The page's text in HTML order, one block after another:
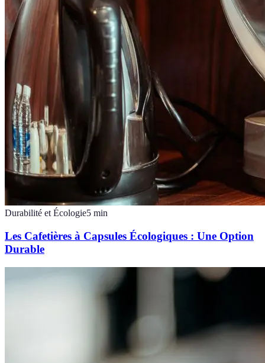
Durabilité et Écologie5 min
Les Cafetières à Capsules Écologiques : Une Option
Durable